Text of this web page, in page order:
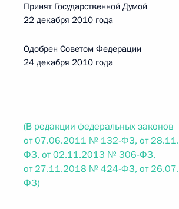
Принят Государственной
22 декабря 2010 года
Одобрен Советом
24 декабря 2010 года
(В редакции федеральных законов
от 07.06.2011 № 132-ФЗ, от
ФЗ, от 02.11.2013 № 306-ФЗ,
от 27.11.2018 № 424-ФЗ, от
ФЗ)